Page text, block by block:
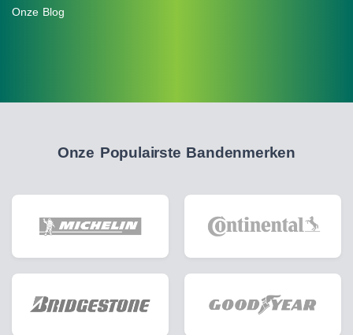
Onze Blog
Onze Populairste Bandenmerken